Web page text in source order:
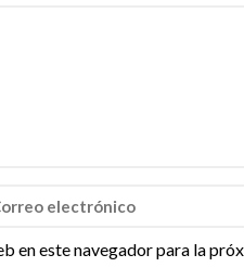
en este navegador para la